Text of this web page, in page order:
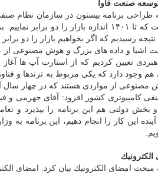
صنعت فاوا
طراحی برنامه بیستون در سازمان نظام
رسیدیم كه اگر بخواهیم بازار را دو
اشیا و داده های بزرگ و هوش مصنوعی
مصنوعی از مواردی هستند كه در چهار سال
كامپیوتری كشور افزود: آقای جهرمی و
و بخش دولتی هم این برنامه را
این كار را انجام دهیم، این برنامه